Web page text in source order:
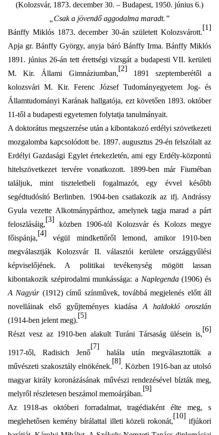
(Kolozsvár, 1873. december 30. – Budapest, 1950. június 6.)
„Csak a jövendő aggodalma maradt.”
Bánffy Miklós 1873. december 30-án született Kolozsvárott.
[1]
Apja gr. Bánffy György, anyja báró Bánffy Irma. Bánffy Miklós
1891. június 26-án tett érettségi vizsgát a budapesti VII. kerületi
M. Kir. Állami Gimnáziumban,
[2]
1891 szeptemberétől a
kolozsvári M. Kir. Ferenc József Tudományegyetem Jog- és
Államtudományi Karának hallgatója, ezt követően 1893. október
11-től a budapesti egyetemen folytatja tanulmányait.
A doktorátus megszerzése után a kibontakozó erdélyi szövetkezeti
mozgalomba kapcsolódott be. 1897. augusztus 29-én felszólalt az
Erdélyi Gazdasági Egylet értekezletén, ami egy Erdély-központú
hitelszövetkezet tervére vonatkozott. 1899-ben már Fiuméban
találjuk, mint tiszteletbeli fogalmazót, egy évvel később
segédtudósító Berlinben. 1904-ben csatlakozik az ifj. Andrássy
Gyula vezette Alkotmánypárthoz, amelynek tagja marad a párt
feloszlásáig,
[3]
közben 1906-tól Kolozsvár és Kolozs megye
főispánja,
[4]
végül mindkettőről lemond, amikor 1910-ben
megválasztják Kolozsvár II. választói kerülete országgyűlési
képviselőjének. A politikai tevékenység mögött lassan
kibontakozik szépirodalmi munkássága: a Naplegenda(1906) és
A Nagyúr(1912) című színművek, továbbá megjelenés előtt áll
novelláinak első gyűjteményes kiadása A haldokló oroszlán
(1914-ben jelent meg).
[5]
Részt vesz az 1910-ben alakult Turáni Társaság ülésein is,
[6]
1917-től, Radisich Jenő
[7]
halála után megválasztották a
művészeti szakosztály elnökének.
[8]
. Közben 1916-ban az utolsó
magyar király koronázásának művészi rendezésével bízták meg,
melyről részletesen beszámol memoárjában.
[9]
Az 1918-as októberi forradalmat, tragédiaként élte meg, s
meglehetősen kemény bírálattal illeti közeli rokonát,
[10]
ifjúkori